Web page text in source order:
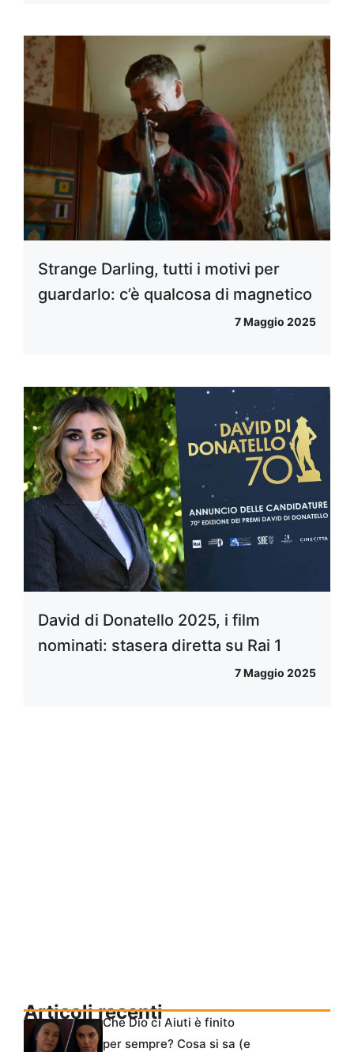
Strange Darling, tutti i motivi per
guardarlo: c’è qualcosa di magnetico
7 Maggio 2025
David di Donatello 2025, i film
nominati: stasera diretta su Rai 1
7 Maggio 2025
Articoli recentiChe Dio ci Aiuti è finito
per sempre? Cosa si sa (e